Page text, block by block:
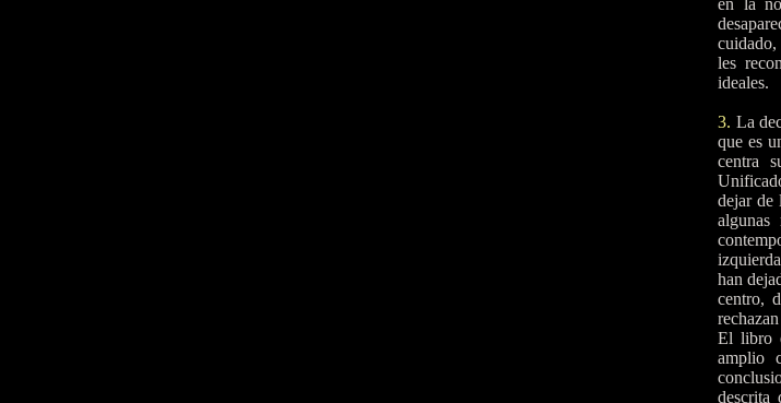
en la
cuidado,
les
ideales.
3. La
que es
centra
dejar de
algunas
han
centro,
El libro
amplio
descrita